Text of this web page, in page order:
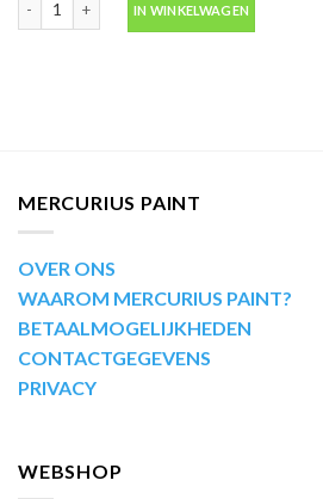
IN WINKELWAGEN
MERCURIUS PAINT
OVER ONS
WAAROM MERCURIUS PAINT?
BETAALMOGELIJKHEDEN
CONTACTGEGEVENS
PRIVACY
WEBSHOP